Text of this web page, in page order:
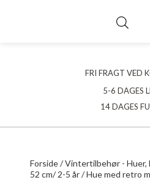
FRI FRAGT VED
5-6 DAGES
14 DAGES
Forside/Vintertilbehør - Huer,
52 cm/ 2-5 år/ Hue med retro